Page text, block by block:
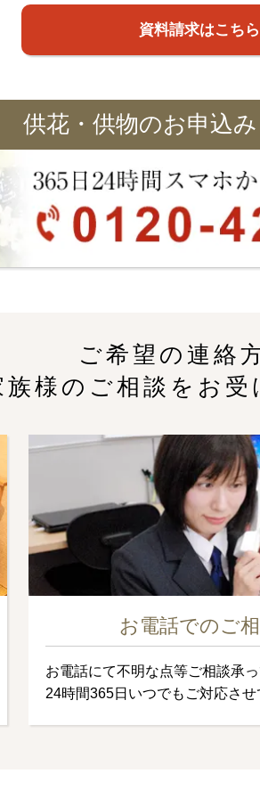
資料請求はこちら
供花・供物のお申込
ご希望の連絡
族様のご相談をお受
お電話でのご
お電話にて不明な点等ご相談承っ
24時間365日いつでもご対応させ